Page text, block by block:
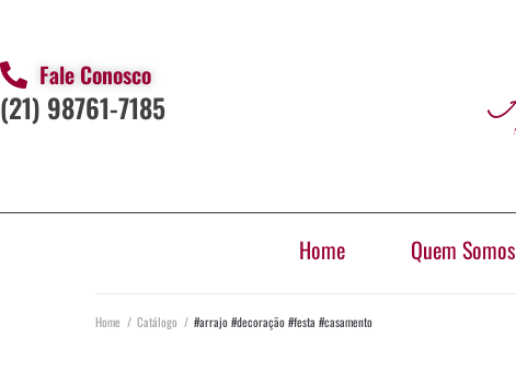
Fale Conosco
(21) 98761-7185
Home Quem Somos
Home / Catálogo / #arrajo #decoração #festa #casamento